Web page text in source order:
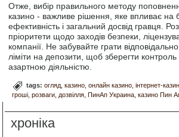
Отже, вибір правильного методу
казино - важливе рішення, яке впливає на
ефективність і загальний досвід гравця.
пріоритети щодо заходів безпеки,
компанії. Не забувайте грати
ліміти на депозити, щоб зберегти
азартною діяльністю.
tags:огляд казино онлайн казино інтернет-
гроші розваги дозвілля ПинАп Украина казино Пин
хроніка